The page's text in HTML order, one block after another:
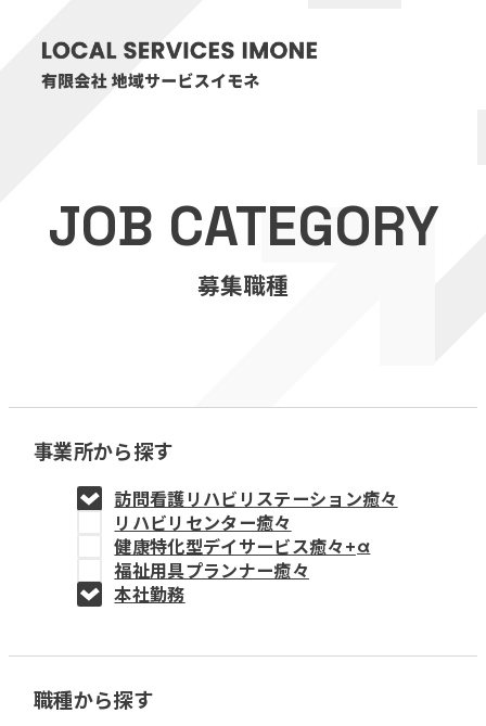
医療・介護事業
訪問看護リハビリステーション癒々
福祉用具プランナー癒々
教育事業
姫路中央こども園
姫路中央保育園
採用情報
JOB CATEGORY
募集職種
事業所から探す
訪問看護リハビリステーション癒々
リハビリセンター癒々
健康特化型デイサービス癒々+α
福祉用具プランナー癒々
本社勤務
職種から探す